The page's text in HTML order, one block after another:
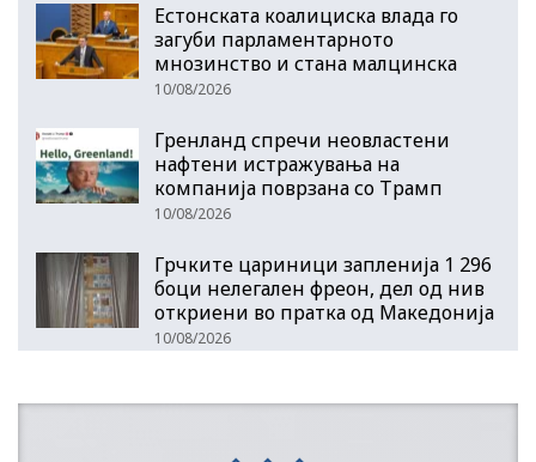
Естонската коалициска влада го
загуби парламентарното
мнозинство и стана малцинска
10/08/2026
Гренланд спречи неовластени
нафтени истражувања на
компанија поврзана со Трамп
10/08/2026
Грчките цариници запленија 1 296
боци нелегален фреон, дел од нив
откриени во пратка од Македонија
10/08/2026